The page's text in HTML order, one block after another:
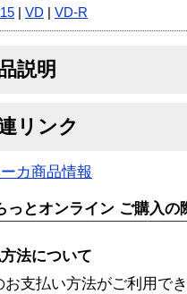
VD VD-R
説明
リンク
ーカ商品情報
っとオンライン ご購入の
法について
お支払い方法がご利用で